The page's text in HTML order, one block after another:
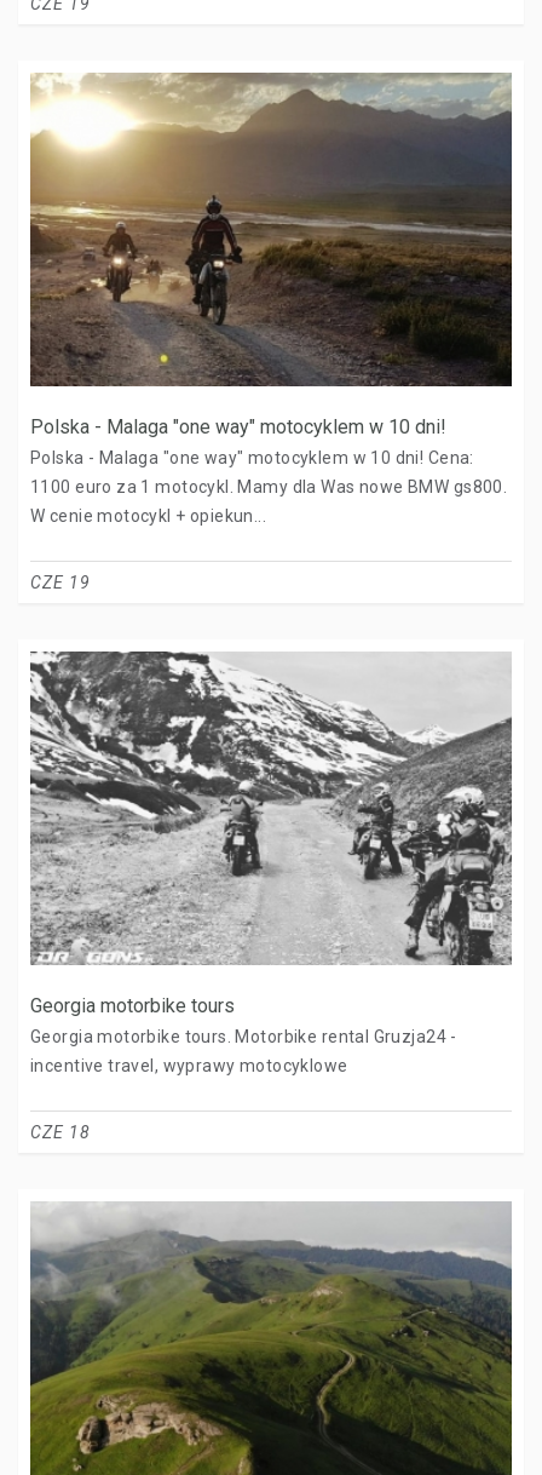
Polska - Malaga "one way" motocyklem w 10 dni!
Polska - Malaga "one way" motocyklem w 10 dni! Cena:
1100 euro za 1 motocykl. Mamy dla Was nowe BMW gs800.
W cenie motocykl + opiekun...
CZE 19
Georgia motorbike tours
Georgia motorbike tours. Motorbike rental Gruzja24 -
incentive travel, wyprawy motocyklowe
CZE 18